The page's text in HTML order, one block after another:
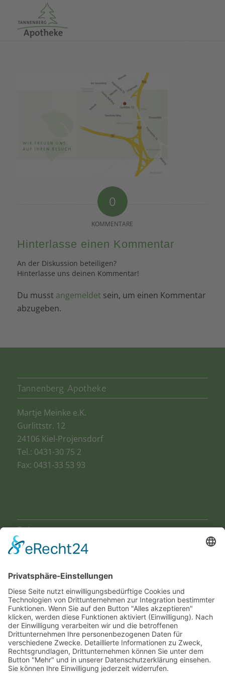
0
KOMMENTARE
Hinterlasse einen Kommentar
An der Diskussion beteiligen?
Hinterlasse uns deinen Kommentar!
Du musst angemeldet sein, um einen Kommentar
abzugeben.
Tannenberg Apotheke
Martje Meinke e.K.
Gurlittstr. 12
24106 Kiel-Projensdorf
Tel.: 0431-30 75 2
Fax: 0431-33 53 93
Seiten
Startseite
Aktionen
Kontakt
Impressum
Datenschutz